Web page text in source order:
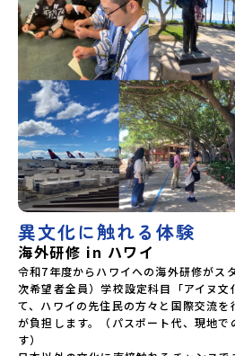
異文化に触れる体験
海外研修 in ハワイ
令和7年度からハワイへの海外研修がス
次希望者全員）学校設定科目「アイヌ文
て、ハワイの先住民の方々と国際交流
が負担します。（パスポート代、現地
す）